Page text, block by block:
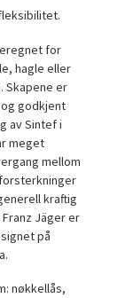
for
hagle eller
Skapene er
og godkjent
av Sintef i
meget
mellom
kraftig
Jäger er
på
nøkkellås,